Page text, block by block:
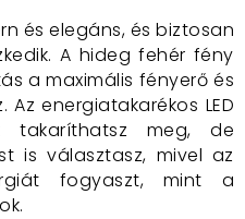
és elegáns, és biztosan
A hideg fehér fény
a maximális fényerő és
energiatakarékos LED
takaríthatsz meg, de
is választasz, mivel az
fogyaszt, mint a